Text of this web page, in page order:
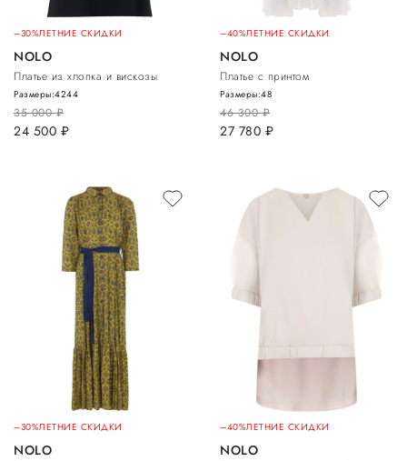
–30%ЛЕТНИЕ СКИДКИ
NOLO
Платье из хлопка и вискозы
35 000руб.
24 500 руб.
Размеры:4244
–40%ЛЕТНИЕ СКИДКИ
NOLO
Платье с принтом
46 300руб.
27 780 руб.
Размеры:48
–30%ЛЕТНИЕ СКИДКИ
NOLO
–40%ЛЕТНИЕ СКИДКИ
NOLO